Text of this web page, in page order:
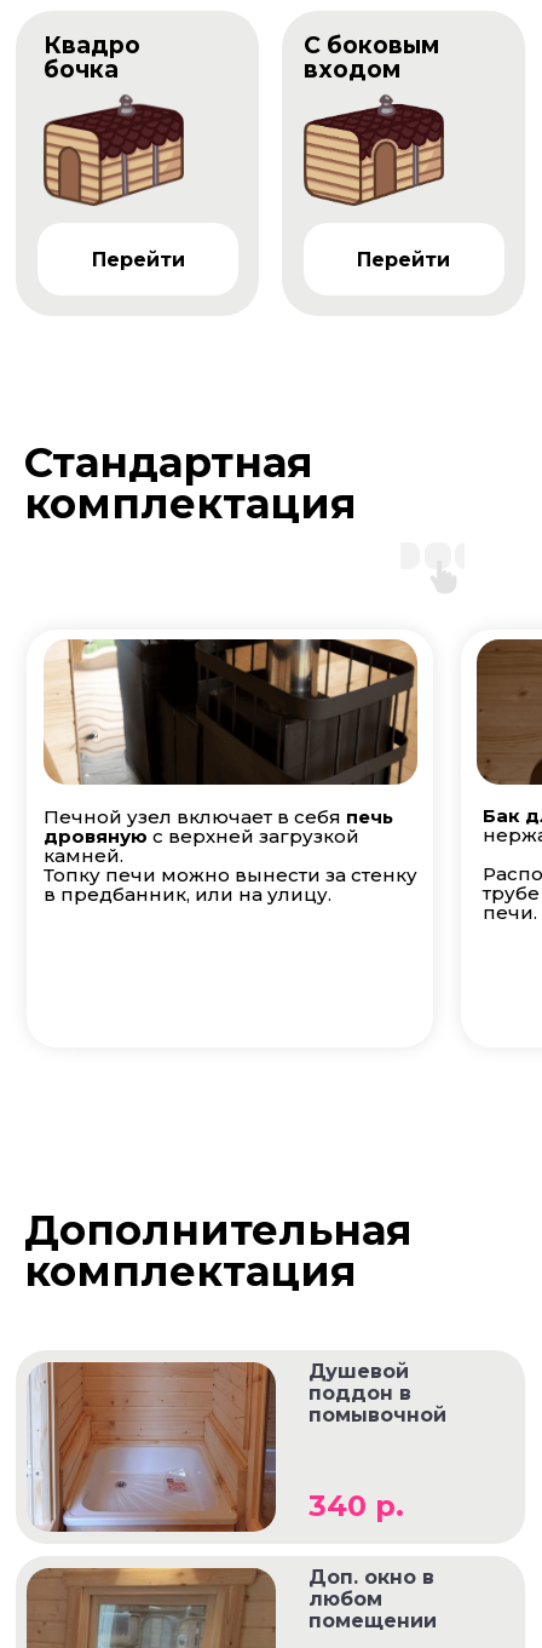
Квадро
бочка
Перейти
С боковым
входом
Перейти
Стандартная
комплектация
Печной узел включает в себя печь
дровяную с верхней загрузкой
камней.
Топку печи можно вынести за стенку
в предбанник, или на улицу.
Бак
печи.
Дополнительная
комплектация
Доп. окно в
любом
помещении
340 р.
Душевой
поддон в
помывочной